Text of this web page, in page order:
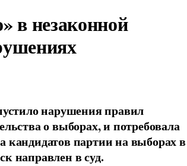
в незаконной
нарушения правил
о выборах, и потребовала
кандидатов партии на выборах в
направлен в суд.